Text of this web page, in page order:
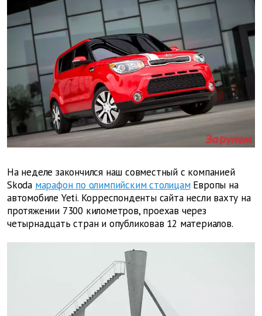
На неделе закончился наш совместный с компанией
Skoda марафон по олимпийским столицамЕвропы на
автомобиле Yeti. Корреспонденты сайта несли вахту на
протяжении 7300 километров, проехав через
четырнадцать стран и опубликовав 12 материалов.